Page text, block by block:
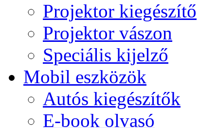
Projektor kiegészítő
Projektor vászon
Speciális kijelző
Mobil eszközök
Autós kiegészítők
E-book olvasó